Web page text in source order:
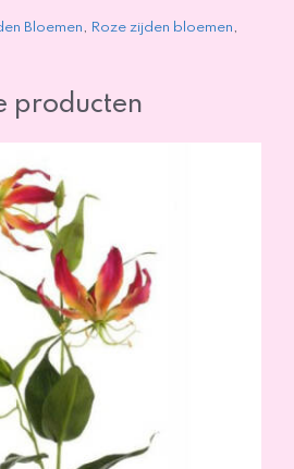
Bloemen, Roze zijden bloemen,
producten